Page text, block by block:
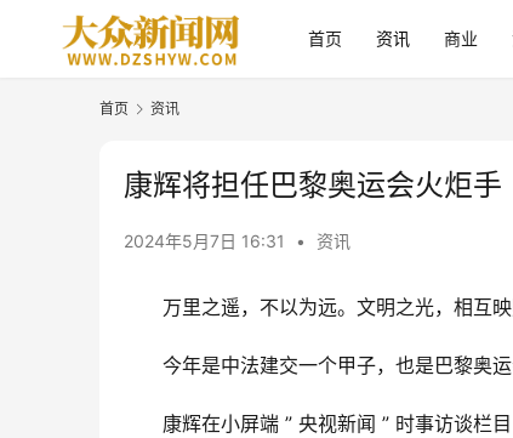
首页 资讯 商业
首页 资讯
康辉将担任巴黎奥运会火炬手
2024年5月7日 16:31 • 资讯
万里之遥，不以为远。文明之光，相互映
今年是中法建交一个甲子，也是巴黎奥运
康辉在小屏端 ” 央视新闻 ” 时事访谈栏